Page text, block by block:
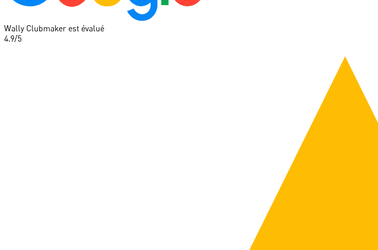
Wally Clubmaker est évalué
4.9/5